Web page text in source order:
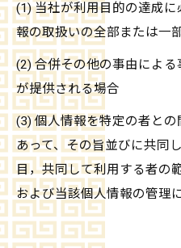
(1) 当社が利用目的の達成
報の取扱いの全部または一
(2) 合併その他の事由によ
が提供される場合
(3) 個人情報を特定の者と
あって、その旨並びに共同
目，共同して利用する者の
および当該個人情報の管理